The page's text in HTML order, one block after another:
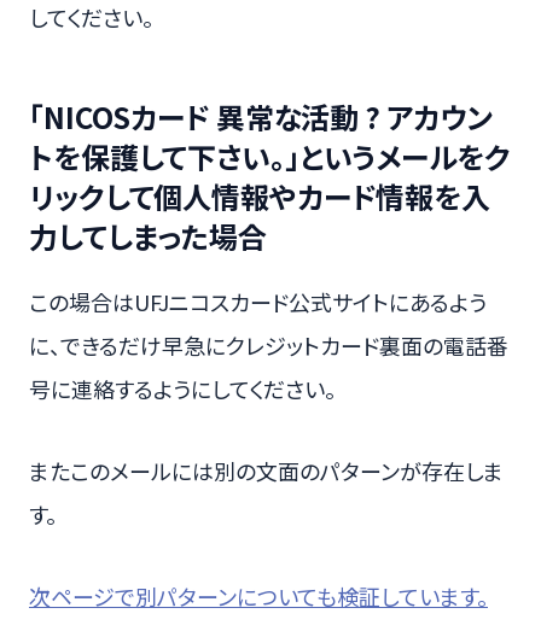
してください。
「NICOSカード 異常な活動 ? アカウン
トを保護して下さい。」というメールをク
リックして個人情報やカード情報を入
力してしまった場合
この場合はUFJニコスカード公式サイトにあるよう
に、できるだけ早急にクレジットカード裏面の電話番
号に連絡するようにしてください。
またこのメールには別の文面のパターンが存在しま
す。
次ページで別パターンについても検証しています。